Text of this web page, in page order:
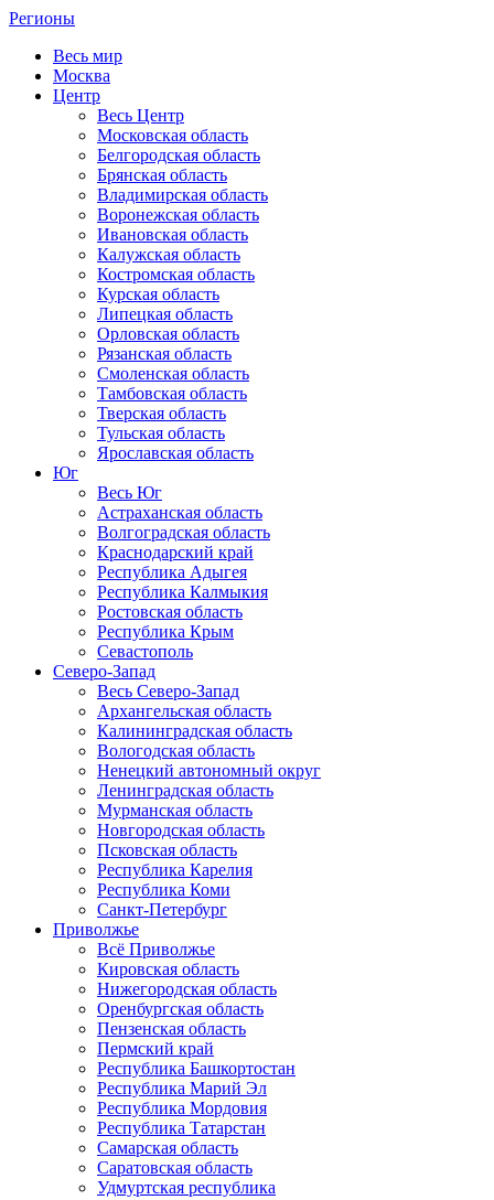
Регионы
Весь мир
Москва
Центр
Весь Центр
Московская область
Белгородская область
Брянская область
Владимирская область
Воронежская область
Ивановская область
Калужская область
Костромская область
Курская область
Липецкая область
Орловская область
Рязанская область
Смоленская область
Тамбовская область
Тверская область
Тульская область
Ярославская область
Юг
Весь Юг
Астраханская область
Волгоградская область
Краснодарский край
Республика Адыгея
Республика Калмыкия
Ростовская область
Республика Крым
Севастополь
Северо-Запад
Весь Северо-Запад
Архангельская область
Калининградская область
Вологодская область
Ненецкий автономный округ
Ленинградская область
Мурманская область
Новгородская область
Псковская область
Республика Карелия
Республика Коми
Санкт-Петербург
Приволжье
Всё Приволжье
Кировская область
Нижегородская область
Оренбургская область
Пензенская область
Пермский край
Республика Башкортостан
Республика Марий Эл
Республика Мордовия
Республика Татарстан
Самарская область
Саратовская область
Удмуртская республика